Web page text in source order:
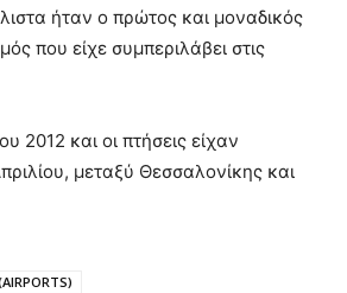
ήταν ο πρώτος και μοναδικός
που είχε συμπεριλάβει στις
2012 και οι πτήσεις είχαν
μεταξύ Θεσσαλονίκης και